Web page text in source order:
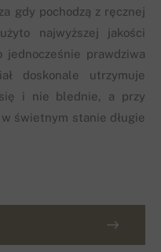
gdy pochodzą z ręcznej
najwyższej jakości
jednocześnie prawdziwa
doskonale utrzymuje
się i nie blednie, a przy
świetnym stanie długie